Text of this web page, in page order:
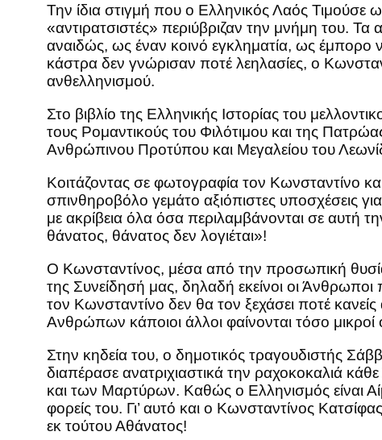
Την ίδια στιγμή που ο Ελληνικός Λαός Τιμούσε
«αντιρατσιστές» περιύβριζαν την μνήμη του.
αναιδώς, ως έναν κοινό εγκληματία, ως
κάστρα δεν γνώρισαν ποτέ λεηλασίες, ο
ανθελληνισμού.
Στο βιβλίο της Ελληνικής Ιστορίας του
τους Ρομαντικούς του Φιλότιμου και της
Ανθρώπινου Προτύπου και Μεγαλείου του
Κοιτάζοντας σε φωτογραφία τον Κωνσταντίνο
σπινθηροβόλο γεμάτο αξιόπιστες υποσχέσεις
με ακρίβεια όλα όσα περιλαμβάνονται σε αυτή
θάνατος, θάνατος δεν λογιέται»!
Ο Κωνσταντίνος, μέσα από την προσωπική
της Συνείδησή μας, δηλαδή εκείνοι οι
τον Κωνσταντίνο δεν θα τον ξεχάσει ποτέ
Ανθρώπων κάποιοι άλλοι φαίνονται τόσο μικροί
Στην κηδεία του, ο δημοτικός τραγουδιστής
διαπέρασε ανατριχιαστικά την ραχοκοκαλιά
και των Μαρτύρων. Καθώς ο Ελληνισμός είναι
φορείς του. Γι’ αυτό και ο Κωνσταντίνος
εκ τούτου Αθάνατος!